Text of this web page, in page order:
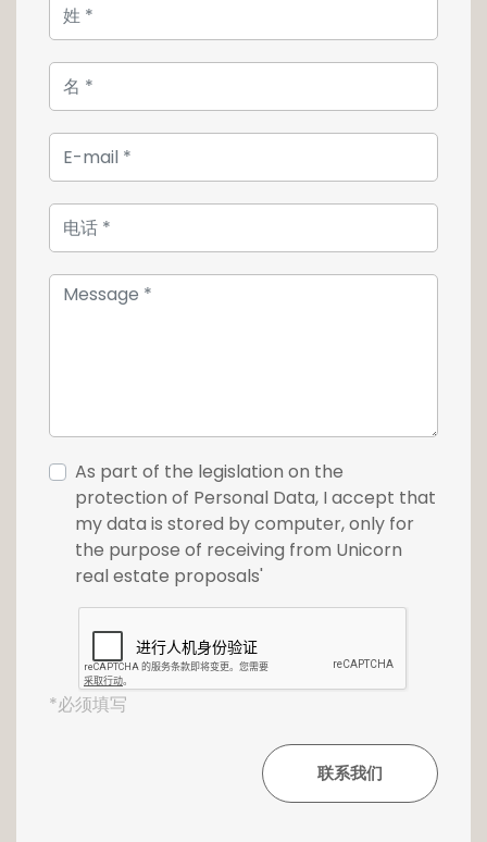
As part of the legislation on the
protection of Personal Data, I accept that
my data is stored by computer, only for
the purpose of receiving from Unicorn
real estate proposals'
*必须填写